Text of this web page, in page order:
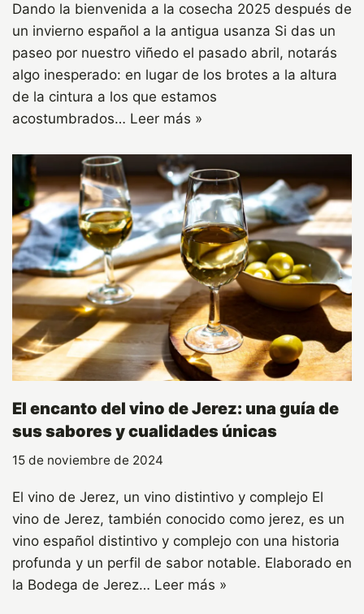
Dando la bienvenida a la cosecha 2025 después de
un invierno español a la antigua usanza Si das un
paseo por nuestro viñedo el pasado abril, notarás
algo inesperado: en lugar de los brotes a la altura
de la cintura a los que estamos
acostumbrados… Leer más »
El encanto del vino de Jerez: una guía de
sus sabores y cualidades únicas
15 de noviembre de 2024
El vino de Jerez, un vino distintivo y complejo El
vino de Jerez, también conocido como jerez, es un
vino español distintivo y complejo con una historia
profunda y un perfil de sabor notable. Elaborado en
la Bodega de Jerez… Leer más »